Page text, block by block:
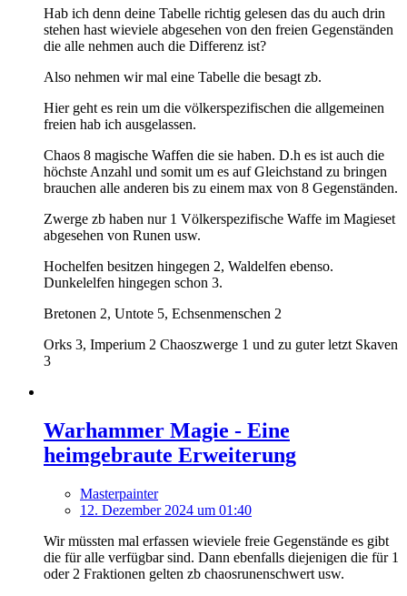
Hab ich denn deine Tabelle richtig gelesen das du auch drin
stehen hast wieviele abgesehen von den freien Gegenständen
die alle nehmen auch die Differenz ist?
Also nehmen wir mal eine Tabelle die besagt zb.
Hier geht es rein um die völkerspezifischen die allgemeinen
freien hab ich ausgelassen.
Chaos 8 magische Waffen die sie haben. D.h es ist auch die
höchste Anzahl und somit um es auf Gleichstand zu bringen
brauchen alle anderen bis zu einem max von 8 Gegenständen.
Zwerge zb haben nur 1 Völkerspezifische Waffe im Magieset
abgesehen von Runen usw.
Hochelfen besitzen hingegen 2, Waldelfen ebenso.
Dunkelelfen hingegen schon 3.
Bretonen 2, Untote 5, Echsenmenschen 2
Orks 3, Imperium 2 Chaoszwerge 1 und zu guter letzt Skaven
3
Warhammer Magie - Eine
heimgebraute Erweiterung
Masterpainter
12. Dezember 2024 um 01:40
Wir müssten mal erfassen wieviele freie Gegenstände es gibt
die für alle verfügbar sind. Dann ebenfalls diejenigen die für 1
oder 2 Fraktionen gelten zb chaosrunenschwert usw.